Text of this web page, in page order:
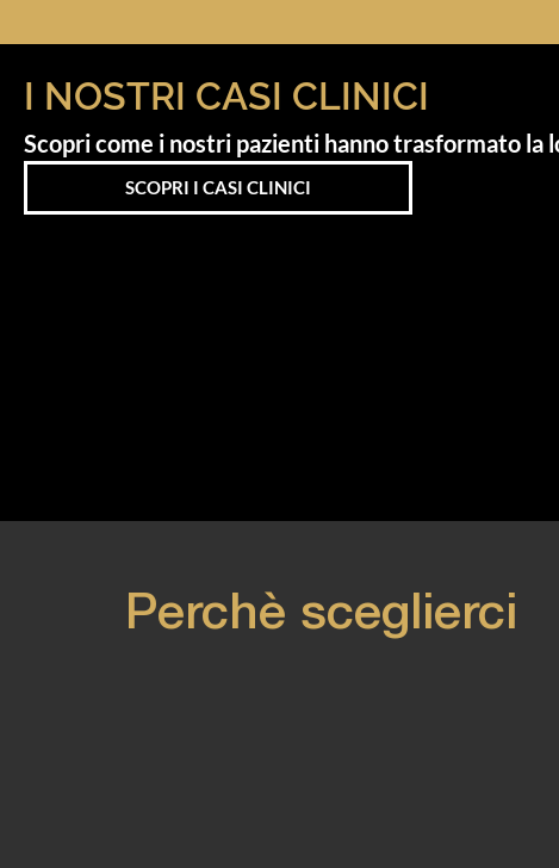
I NOSTRI CASI CLINICI
Scopri come i nostri pazienti hanno trasformato
SCOPRI I CASI CLINICI
Perchè sceglierci